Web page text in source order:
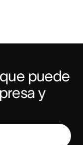
puede
y